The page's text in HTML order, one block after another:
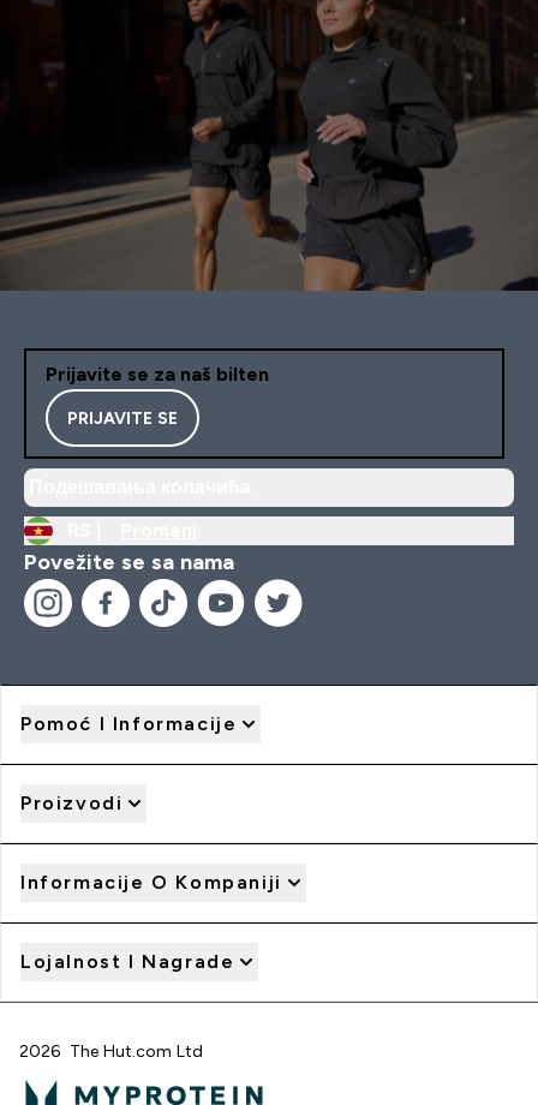
Prijavite se za naš bilten
PRIJAVITE SE
Povežite se sa nama
Pomoć I Informacije
Proizvodi
Informacije O Kompaniji
Lojalnost I Nagrade
2026 The Hut.com Ltd